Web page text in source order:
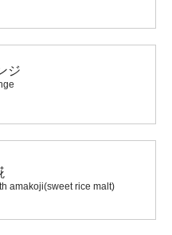
ジ
amakoji(sweet rice malt)